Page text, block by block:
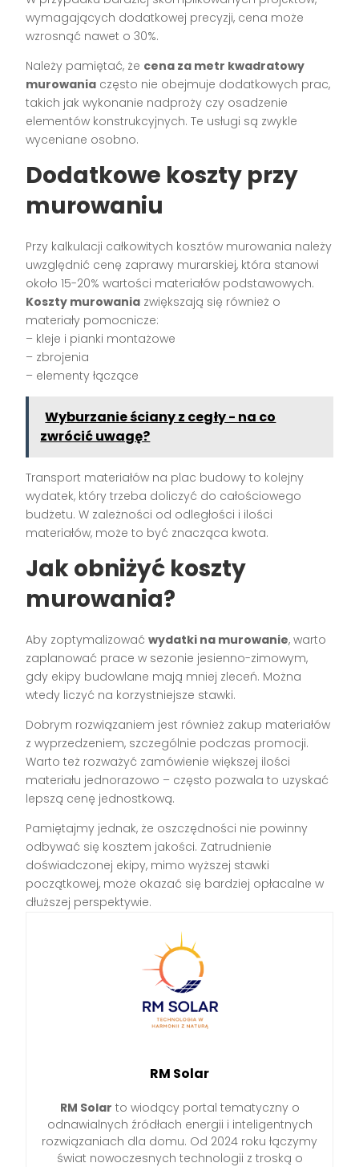
wymagających dodatkowej precyzji, cena może
wzrosnąć nawet o 30%.
Należy pamiętać, że cena za metr kwadratowy
murowania często nie obejmuje dodatkowych prac,
takich jak wykonanie nadproży czy osadzenie
elementów konstrukcyjnych. Te usługi są zwykle
wyceniane osobno.
Dodatkowe koszty przy
murowaniu
Przy kalkulacji całkowitych kosztów murowania należy
uwzględnić cenę zaprawy murarskiej, która stanowi
około 15-20% wartości materiałów podstawowych.
Koszty murowania zwiększają się również o
materiały pomocnicze:
– kleje i pianki montażowe
– zbrojenia
– elementy łączące
Wyburzanie ściany z cegły - na co
zwrócić uwagę?
Transport materiałów na plac budowy to kolejny
wydatek, który trzeba doliczyć do całościowego
budżetu. W zależności od odległości i ilości
materiałów, może to być znacząca kwota.
Jak obniżyć koszty
murowania?
Aby zoptymalizowaćwydatki na murowanie, warto
zaplanować prace w sezonie jesienno-zimowym,
gdy ekipy budowlane mają mniej zleceń. Można
wtedy liczyć na korzystniejsze stawki.
Dobrym rozwiązaniem jest również zakup materiałów
z wyprzedzeniem, szczególnie podczas promocji.
Warto też rozważyć zamówienie większej ilości
materiału jednorazowo – często pozwala to uzyskać
lepszą cenę jednostkową.
Pamiętajmy jednak, że oszczędności nie powinny
odbywać się kosztem jakości. Zatrudnienie
doświadczonej ekipy, mimo wyższej stawki
początkowej, może okazać się bardziej opłacalne w
dłuższej perspektywie.
RM Solar
RM Solar to wiodący portal tematyczny o
odnawialnych źródłach energii i inteligentnych
rozwiązaniach dla domu. Od 2024 roku łączymy
świat nowoczesnych technologii z troską o